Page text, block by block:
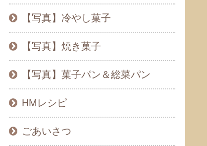
【写真】冷やし菓子
【写真】焼き菓子
【写真】菓子パン＆総菜パン
HMレシピ
ごあいさつ